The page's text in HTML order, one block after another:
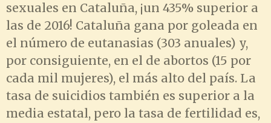
sexuales en Cataluña, ¡un 435% superior a
las de 2016! Cataluña gana por goleada en
el número de eutanasias (303 anuales) y,
por consiguiente, en el de abortos (15 por
cada mil mujeres), el más alto del país. La
tasa de suicidios también es superior a la
media estatal, pero la tasa de fertilidad es,